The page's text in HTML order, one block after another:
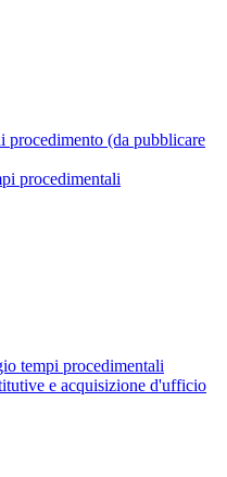
procedimento (da pubblicare
procedimentali
tempi procedimentali
e acquisizione d'ufficio